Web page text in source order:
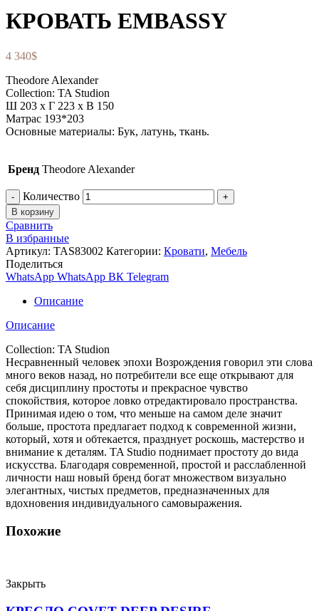
КРОВАТЬ EMBASSY
4 340$
Theodore Alexander
Collection: TA Studion
Ш 203 x Г 223 x В 150
Матрас 193*203
Основные материалы: Бук, латунь, ткань.
Бренд Theodore Alexander
Количество
В корзину
Сравнить
В избранные
Артикул: TAS83002 Категории: Кровати, Мебель
Поделиться
WhatsApp WhatsApp ВК Telegram
Описание
Описание
Collection: TA Studion
Несравненный человек эпохи Возрождения говорил эти слова
много веков назад, но потребители все еще открывают для
себя дисциплину простоты и прекрасное чувство
спокойствия, которое ловко отредактировало пространства.
Принимая идею о том, что меньше на самом деле значит
больше, простота предлагает подход к современной жизни,
который, хотя и обтекается, празднует роскошь, мастерство и
внимание к деталям. TA Studio поднимает простоту до вида
искусства. Благодаря современной, простой и расслабленной
личности наш новый бренд богат множеством визуально
элегантных, чистых предметов, предназначенных для
вдохновения индивидуального самовыражения.
Похожие
Закрыть